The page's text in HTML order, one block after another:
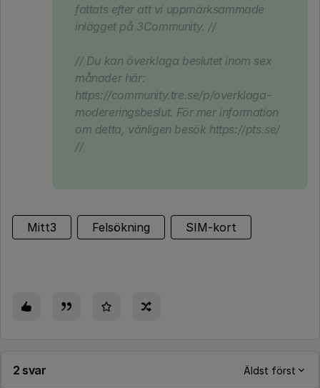
fattats efter att vi uppmärksammade
inlägget på 3Community. //
// Du kan överklaga beslutet inom sex
månader här:
https://community.tre.se/p/overklaga-
modereringsbeslut. För mer information
om detta, vänligen besök https://pts.se/
//
Mitt3 Felsökning SIM-kort
2 svar Äldst först